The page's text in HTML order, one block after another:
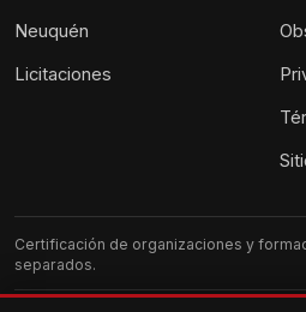
Neuquén
Licitaciones
Certificación de organizaciones y
separados.